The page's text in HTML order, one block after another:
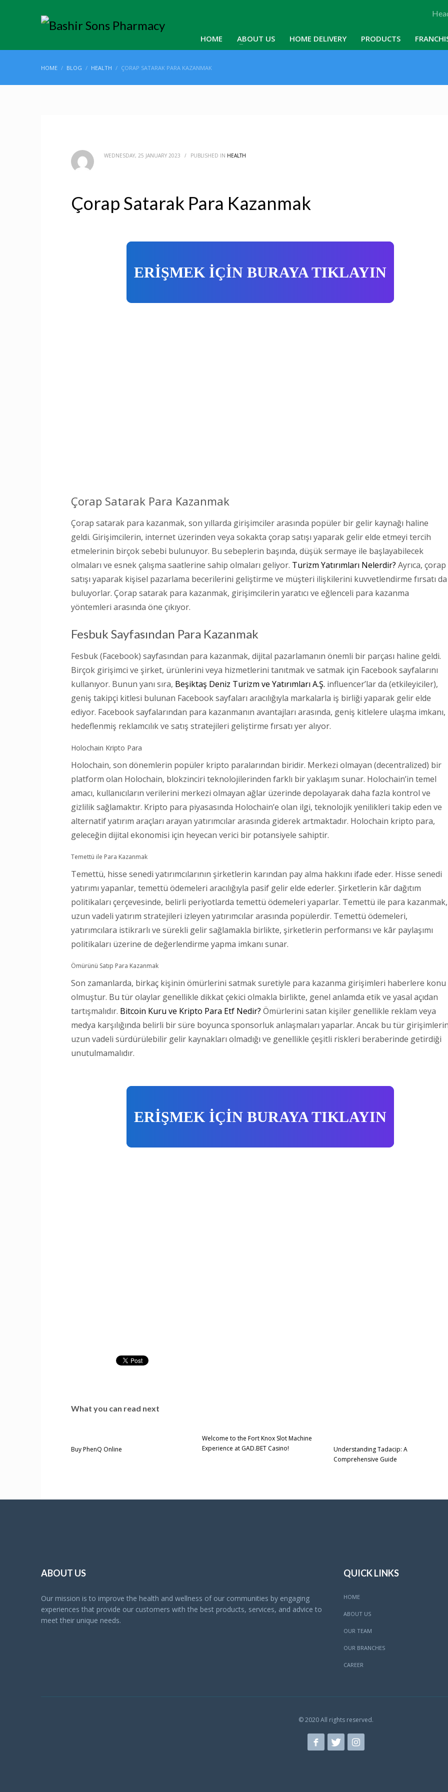
HOME ABOUT US HOME DELIVERY PRODUCTS
HOME BLOG HEALTH ÇORAP SATARAK PARA KAZANMAK
WEDNESDAY, 25 JANUARY 2023 / PUBLISHED IN HEALTH
Çorap Satarak Para Kazanmak
ERİŞMEK İÇİN BURAYA TIKLAYIN
Çorap Satarak Para Kazanmak
Çorap satarak para kazanmak, son yıllarda girişimciler arasında popüler bir gelir kaynağı haline
geldi. Girişimcilerin, internet üzerinden veya sokakta çorap satışı yaparak gelir elde etmeyi tercih
etmelerinin birçok sebebi bulunuyor. Bu sebeplerin başında, düşük sermaye ile başlayabilecek
olmaları ve esnek çalışma saatlerine sahip olmaları geliyor. Turizm Yatırımları Nelerdir? Ayrıca, çorap
satışı yaparak kişisel pazarlama becerilerini geliştirme ve müşteri ilişkilerini kuvvetlendirme fırsatı da
buluyorlar. Çorap satarak para kazanmak, girişimcilerin yaratıcı ve eğlenceli para kazanma
yöntemleri arasında öne çıkıyor.
Fesbuk Sayfasından Para Kazanmak
Fesbuk (Facebook) sayfasından para kazanmak, dijital pazarlamanın önemli bir parçası haline geldi.
Birçok girişimci ve şirket, ürünlerini veya hizmetlerini tanıtmak ve satmak için Facebook sayfalarını
kullanıyor. Bunun yanı sıra, Beşiktaş Deniz Turizm ve Yatırımları A.Ş. influencer’lar da (etkileyiciler),
geniş takipçi kitlesi bulunan Facebook sayfaları aracılığıyla markalarla iş birliği yaparak gelir elde
ediyor. Facebook sayfalarından para kazanmanın avantajları arasında, geniş kitlelere ulaşma imkanı,
hedeflenmiş reklamcılık ve satış stratejileri geliştirme fırsatı yer alıyor.
Holochain Kripto Para
Holochain, son dönemlerin popüler kripto paralarından biridir. Merkezi olmayan (decentralized) bir
platform olan Holochain, blokzinciri teknolojilerinden farklı bir yaklaşım sunar. Holochain’in temel
amacı, kullanıcıların verilerini merkezi olmayan ağlar üzerinde depolayarak daha fazla kontrol ve
gizlilik sağlamaktır. Kripto para piyasasında Holochain’e olan ilgi, teknolojik yenilikleri takip eden ve
alternatif yatırım araçları arayan yatırımcılar arasında giderek artmaktadır. Holochain kripto para,
geleceğin dijital ekonomisi için heyecan verici bir potansiyele sahiptir.
Temettü ile Para Kazanmak
Temettü, hisse senedi yatırımcılarının şirketlerin karından pay alma hakkını ifade eder. Hisse senedi
yatırımı yapanlar, temettü ödemeleri aracılığıyla pasif gelir elde ederler. Şirketlerin kâr dağıtım
politikaları çerçevesinde, belirli periyotlarda temettü ödemeleri yaparlar. Temettü ile para kazanmak,
uzun vadeli yatırım stratejileri izleyen yatırımcılar arasında popülerdir. Temettü ödemeleri,
yatırımcılara istikrarlı ve sürekli gelir sağlamakla birlikte, şirketlerin performansı ve kâr paylaşımı
politikaları üzerine de değerlendirme yapma imkanı sunar.
Ömürünü Satıp Para Kazanmak
Son zamanlarda, birkaç kişinin ömürlerini satmak suretiyle para kazanma girişimleri haberlere konu
olmuştur. Bu tür olaylar genellikle dikkat çekici olmakla birlikte, genel anlamda etik ve yasal açıdan
tartışmalıdır. Bitcoin Kuru ve Kripto Para Etf Nedir? Ömürlerini satan kişiler genellikle reklam veya
medya karşılığında belirli bir süre boyunca sponsorluk anlaşmaları yaparlar. Ancak bu tür
uzun vadeli sürdürülebilir gelir kaynakları olmadığı ve genellikle çeşitli riskleri beraberinde getirdiği
unutulmamalıdır.
ERİŞMEK İÇİN BURAYA TIKLAYIN
What you can read next
Buy PhenQ Online
Welcome to the Fort Knox Slot Machine
Experience at GAD.BET Casino!
Understanding Tadacip: A
Comprehensive Guide
ABOUT US
Our mission is to improve the health and wellness of our communities by engaging
experiences that provide our customers with the best products, services, and advice to
meet their unique needs.
QUICK LINKS
HOME
ABOUT US
OUR TEAM
OUR BRANCHES
CAREER
© 2020 All rights reserved.